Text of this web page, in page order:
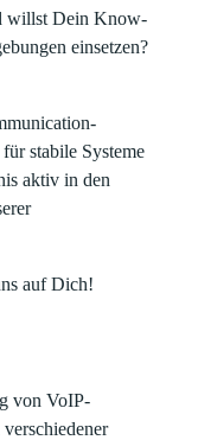
willst Dein Know-
einsetzen?
stabile Systeme
aktiv in den
auf Dich!
von VoIP-